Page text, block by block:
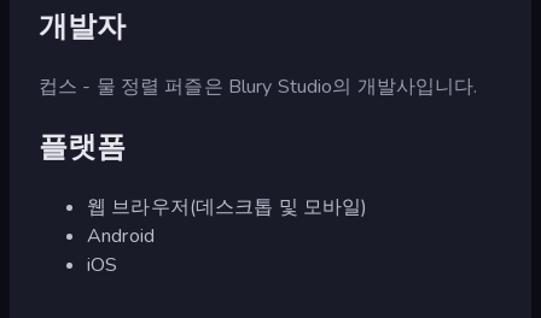
개발자
컵스 - 물 정렬 퍼즐은 Blury Studio의 개발사입니다.
플랫폼
웹 브라우저(데스크톱 및 모바일)
Android
iOS